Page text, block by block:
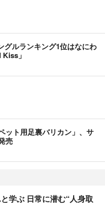
グルランキング1位はなにわ
」
ット用足裏バリカン」、サ
売
学ぶ 日常に潜む“人身取